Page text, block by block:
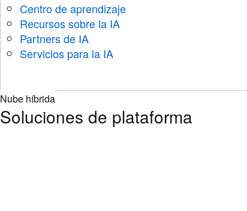
Centro de aprendizaje
Recursos sobre la IA
Partners de IA
Servicios para la IA
Nube híbrida
Soluciones de plataforma